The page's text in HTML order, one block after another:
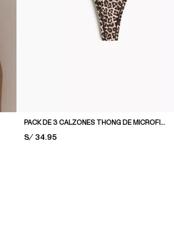
PACK DE 3 CALZONES THONG DE MICROFIBRA
PRICE:
S/ 34.95